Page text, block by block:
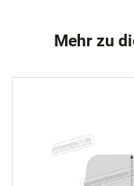
Mehr zu